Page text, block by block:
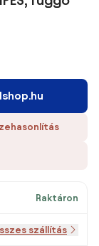
Raktáron
szállítás